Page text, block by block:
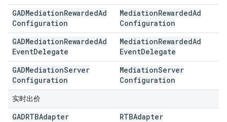
GADMediationRewardedAd
Configuration
MediationRewardedAd
Configuration
GADMediationRewardedAd
EventDelegate
MediationRewardedAd
EventDelegate
GADMediationServer
Configuration
MediationServer
Configuration
实时出价
GADRTBAdapter
RTBAdapter